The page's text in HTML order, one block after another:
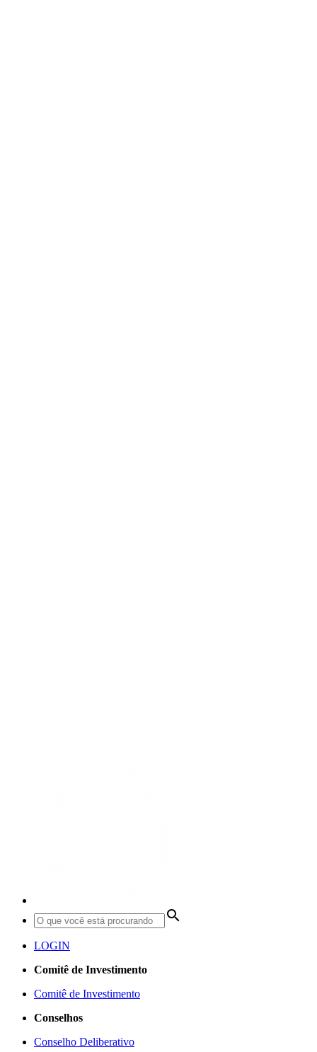
search
LOGIN
Comitê de Investimento
Comitê de Investimento
Conselhos
Conselho Deliberativo